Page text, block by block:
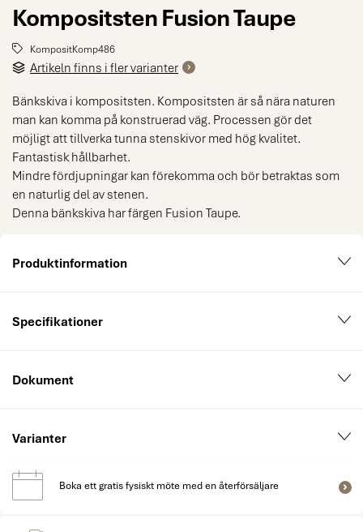
Kompositsten Fusion Taupe
KompositKomp486
Artikeln finns i fler varianter
Bänkskiva i kompositsten. Kompositsten är så nära naturen
man kan komma på konstruerad väg. Processen gör det
möjligt att tillverka tunna stenskivor med hög kvalitet.
Fantastisk hållbarhet.
Mindre fördjupningar kan förekomma och bör betraktas som
en naturlig del av stenen.
Denna bänkskiva har färgen Fusion Taupe.
Produktinformation
Specifikationer
Dokument
Varianter
Boka ett gratis fysiskt möte med en återförsäljare